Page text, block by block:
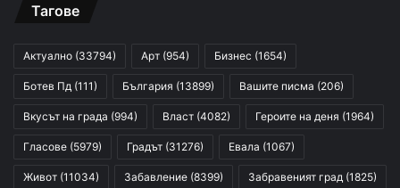
Тагове
Актуално (33794) Арт (954) Бизнес (1654)
Ботев Пд (111) България (13899) Вашите писма (206)
Вкусът на града (994) Власт (4082) Героите на деня (1964)
Гласове (5979) Градът (31276) Евала (1067)
Живот (11034) Забавление (8399) Забравеният град (1825)